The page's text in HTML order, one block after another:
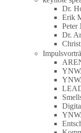
Dr.
Erik
Peter
Dr.